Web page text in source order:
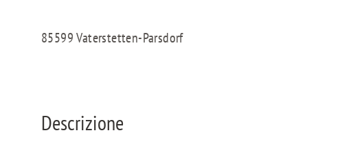
85599 Vaterstetten-Parsdorf
Descrizione